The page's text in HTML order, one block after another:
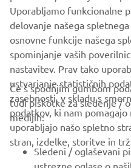
PODJETJA
ZA PODJETJA
Uporabljamo funkcionalne
delovanje našega
osnovne funkcije našega
spominjanje vaših
nastavitev. Prav tako
ustvarjanje statističnih
zasebnosti, v skladu s
podatkov, ki nam
uporabljajo našo spletno
stran, izdelke, storitve in
Če s spodnjim gumbom
tudi piškotke za sledenje /
medijih:
Sledeni / oglaševani
ustrezne oglase o